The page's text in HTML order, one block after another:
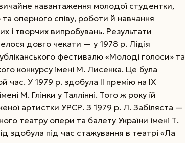
навантаження молодої студентки,
оперного співу, роботи й нав­чання
і творчих випробувань. Результати
довго чекати — у 1978 р. Лідія
фестивалю «Молоді голоси» та
конкурсу імені М. Лисенка. Це була
час. У 1979 р. здобула ІІ премію на ІХ
М. Глінки у Таллінні. Того ж року їй
артистки УРСР. З 1979 р. Л. Забіляста —
театру опери та балету України імені Т.
здобула під час стажування в театрі «Ла